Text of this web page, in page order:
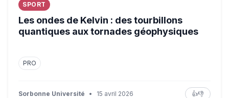
SPORT
Les ondes de Kelvin : des tourbillons
quantiques aux tornades géophysiques
PRO
Sorbonne Université • 15 avril 2026 👍👎